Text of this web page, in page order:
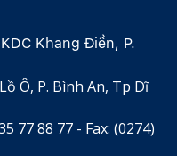
Khang Điền, P.
P. Bình An, Tp Dĩ
77 88 77 - Fax: (0274)